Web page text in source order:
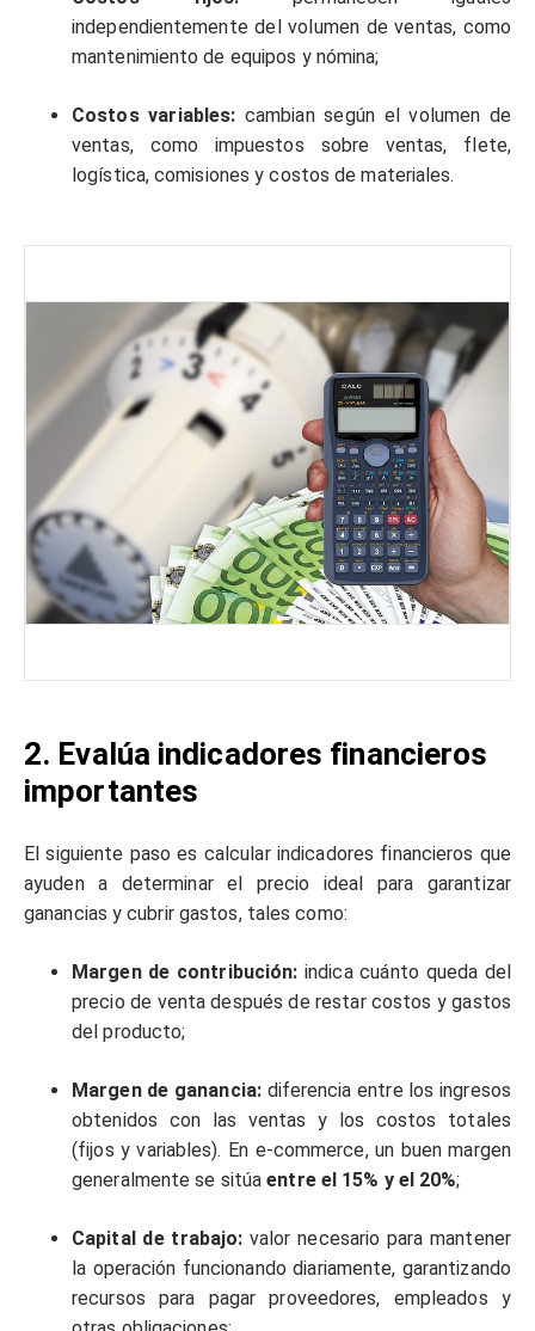
independientemente del volumen de ventas, como
mantenimiento de equipos y nómina;
Costos variables: cambian según el volumen de
ventas, como impuestos sobre ventas, flete,
logística, comisiones y costos de materiales.
2. Evalúa indicadores financieros
importantes
El siguiente paso es calcular indicadores financieros que
ayuden a determinar el precio ideal para garantizar
ganancias y cubrir gastos, tales como:
Margen de contribución: indica cuánto queda del
precio de venta después de restar costos y gastos
del producto;
Margen de ganancia:diferencia entre los ingresos
obtenidos con las ventas y los costos totales
(fijos y variables). En e-commerce, un buen margen
generalmente se sitúaentre el 15% y el 20%;
Capital de trabajo: valor necesario para mantener
la operación funcionando diariamente, garantizando
recursos para pagar proveedores, empleados y